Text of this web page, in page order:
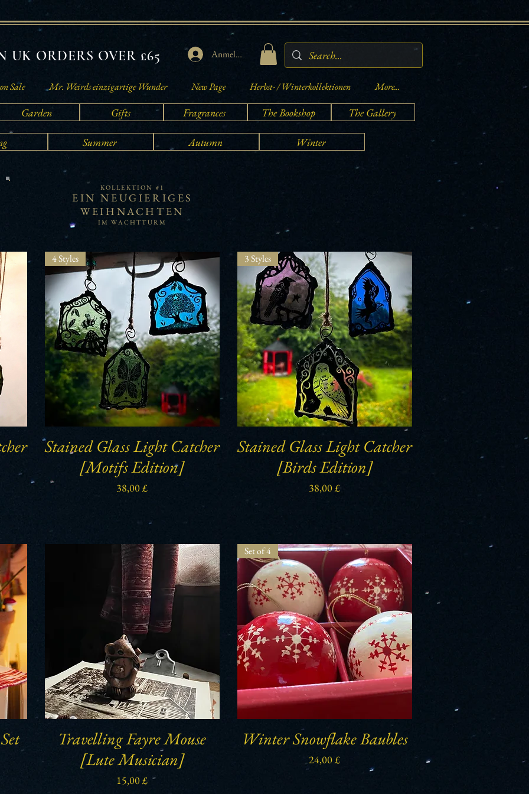
UK ORDERS OVER £65 Anmelden
Sale Mr. Weirds einzigartige Wunder New Page Herbst- / Winterkollektionen More...
Garden Gifts Fragrances The Bookshop The Gallery
Summer Autumn Winter
EIN NEUGIERIGES
WEIHNACHTEN
KOLLEKTION #1
IM WACHTTURM
Schnellansicht
4 Styles
Stained Glass Light Catcher
[Motifs Edition]
Preis
38,00 £
Schnellansicht
3 Styles
Stained Glass Light Catcher
[Birds Edition]
Preis
38,00 £
Schnellansicht
Travelling Fayre Mouse
[Lute Musician]
Preis
15,00 £
Schnellansicht
Set of 4
Winter Snowflake Baubles
Preis
24,00 £